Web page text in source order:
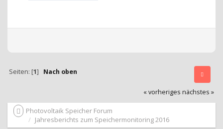
Seiten: [1] Nach oben
« vorheriges nächstes »
Photovoltaik Speicher Forum
Jahresberichts zum Speichermonitoring 2016